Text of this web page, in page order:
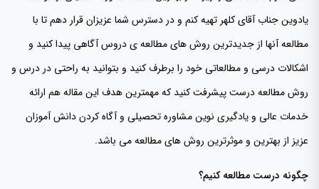
یادوین جناب آقای کلهر تهیه کنم و در دسترس شما عزیزان قرار دهم تا با
مطالعه آنها از جدیدترین روش های مطالعه ی دروس آگاهی پیدا کنید و
اشکالات درسی و مطالعاتی خود را برطرف کنید و بتوانید به راحتی در درس و
روش مطالعه درست پیشرفت کنید که مهمترین هدف این مقاله هم ارائه
خدمات عالی و یادگیری نوین مشاوره تحصیلی و آگاه کردن دانش آموزان
عزیز از بهترین و موثرترین روش های مطالعه می باشد.
چگونه درست مطالعه کنیم؟